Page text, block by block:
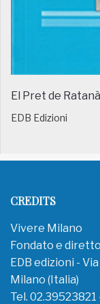
El Pret de Ratanà
EDB Edizioni
CREDITS
Vivere Milano
Fondato e
EDB edizioni -
Milano (Italia)
Tel.